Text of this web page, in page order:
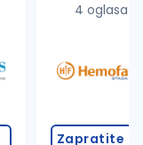
4 oglasa
Zapratite